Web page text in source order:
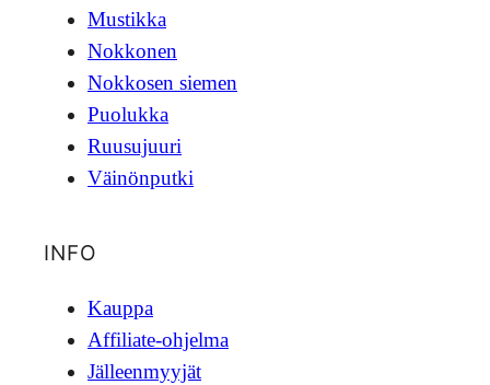
Mustikka
Nokkonen
Nokkosen siemen
Puolukka
Ruusujuuri
Väinönputki
INFO
Kauppa
Affiliate-ohjelma
Jälleenmyyjät